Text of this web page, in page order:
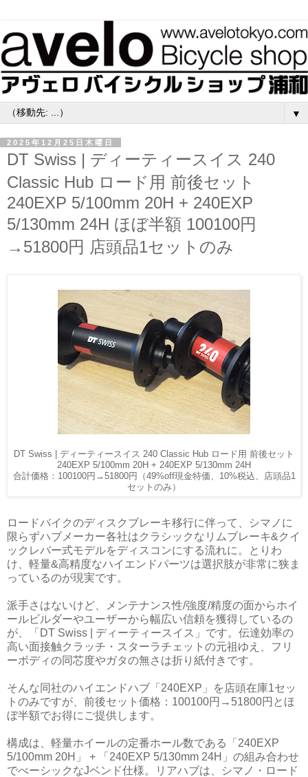
▼
2025年12月25日木曜日
DT Swiss | ディーティースイス 240
Classic Hub ロード用 前後セット
240EXP 5/100mm 20H + 240EXP
5/130mm 24H ほぼ半額 100100円
→51800円 店頭品1セットのみ
DT Swiss | ディーティースイス 240 Classic Hub ロード用 前後セット
240EXP 5/100mm 20H + 240EXP 5/130mm 24H
合計価格：100100円→51800円（49%off現金特価、10%税込、店頭品1
セットのみ）
ロードバイクのディスクブレーキ移行に伴って、シマノに
限らずハブメーカー各社はクラシックなリムブレーキ&クイ
ックレバー式モデルをディスコンにする流れに。とりわ
け、軽量&高精度なハイエンドパーツは選択肢が非常に狭ま
っているのが現実です。
派手さはないけど、メンテナンス性/強度/精度の面からホイ
ールビルダーやユーザーから幅広い信頼を獲得しているの
が、「DT Swiss | ディーティースイス」です。伝達効率の
高い面接触クラッチ・スターラチェットの元祖ゆえ、フリ
ーボディの同芯度やガタの無さは折り紙付きです。
そんな同社のハイエンドハブ「 240EXP 」を店頭在庫1セッ
トのみですが、前後セット価格：100100円→51800円とほ
ぼ半額でお得にご提供します。
構成は、軽量ホイールの定番ホール数である「240EXP
5/100mm 20H」 + 「240EXP 5/130mm 24H」の組み合わせ
でべーシックなJベンド仕様。リアハブは、シマノ・ロード